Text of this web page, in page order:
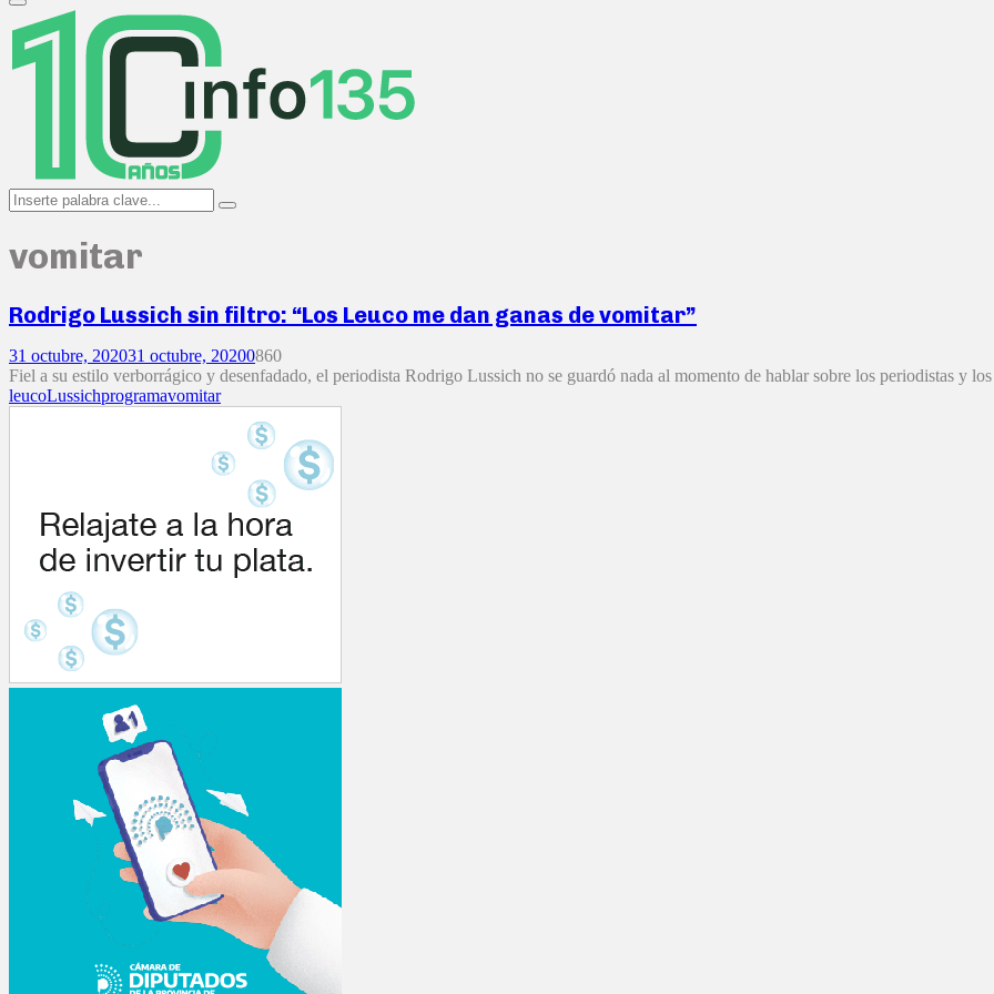
Primary
Menu
Search
for:
Search
vomitar
Rodrigo Lussich sin filtro: “Los Leuco me dan ganas de vomitar”
31 octubre, 202031 octubre, 20200860
Fiel a su estilo verborrágico y desenfadado, el periodista Rodrigo Lussich no se guardó nada al momento de hablar sobre los periodistas y
leucoLussichprogramavomitar